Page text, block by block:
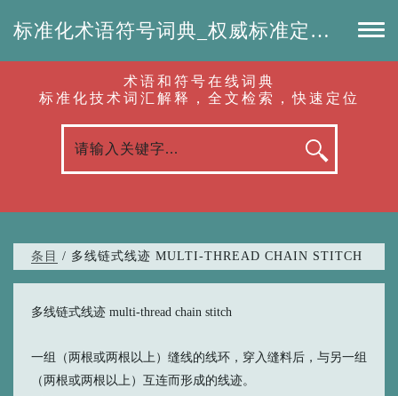
标准化术语符号词典_权威标准定义_专业词汇查询-认准啦（RenZhunLa.com）
术语和符号在线词典
标准化技术词汇解释，全文检索，快速定位
条目 / 多线链式线迹 MULTI-THREAD CHAIN STITCH
多线链式线迹 multi-thread chain stitch
一组（两根或两根以上）缝线的线环，穿入缝料后，与另一组
（两根或两根以上）互连而形成的线迹。